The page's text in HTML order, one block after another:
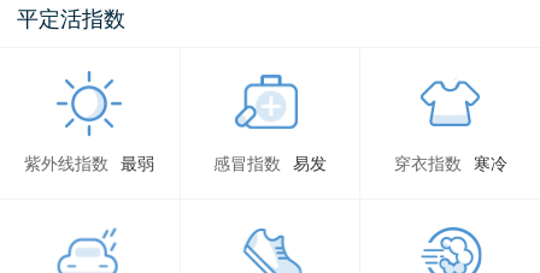
平定活指数
紫外线指数 最弱 感冒指数 易发 穿衣指数 寒冷